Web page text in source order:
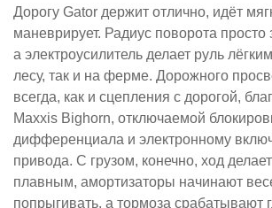
Дорогу Gator держит отлично, идёт
маневрирует. Радиус поворота просто
а электроусилитель делает руль
лесу, так и на ферме. Дорожного
всегда, как и сцепления с дорогой,
Maxxis Bighorn, отключаемой
дифференциала и электронному
привода. С грузом, конечно, ход
плавным, амортизаторы начинают
попрыгивать, а тормоза срабатывают